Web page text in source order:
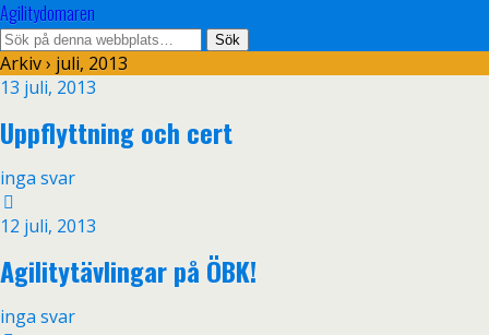
Agilitydomaren
Arkiv › juli, 2013
13 juli, 2013
Uppflyttning och cert
inga svar
12 juli, 2013
Agilitytävlingar på ÖBK!
inga svar